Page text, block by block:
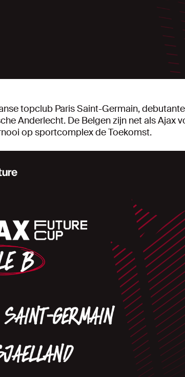
topclub Paris Saint-Germain,
Anderlecht. De Belgen zijn net als Ajax
op sportcomplex de Toekomst.